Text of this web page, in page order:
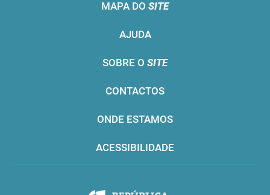
MAPA DO SITE
AJUDA
SOBRE O SITE
CONTACTOS
ONDE ESTAMOS
ACESSIBILIDADE